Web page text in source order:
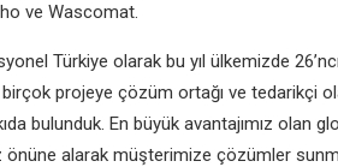
ve Wascomat.
Türkiye olarak bu yıl ülkemizde
birçok projeye çözüm ortağı ve tedarikçi
bulunduk. En büyük avantajımız olan
önüne alarak müşterimize çözümler